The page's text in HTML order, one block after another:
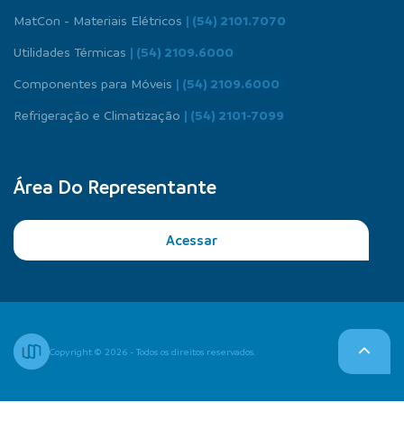
MatCon - Materiais Elétricos | (54) 2101.7070
Utilidades Térmicas | (54) 2109.6000
Componentes para Móveis | (54) 2109.6000
Refrigeração e Climatização | (54) 2101-7099
Área Do Representante
Acessar
Copyright © 2026 - Todos os direitos reservados.